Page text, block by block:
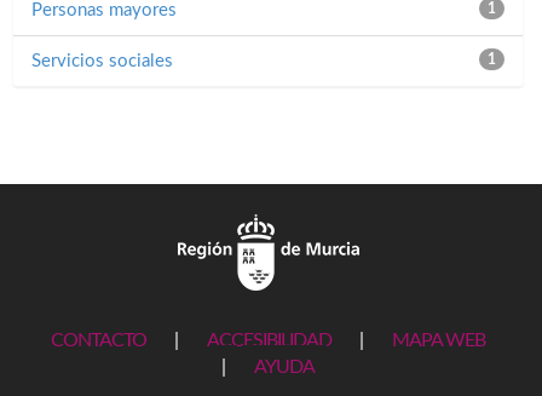
1
Personas mayores
1
Servicios sociales
CONTACTO ACCESIBILIDAD
MAPA WEB
AYUDA